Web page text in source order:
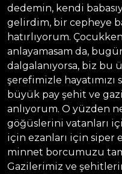
dedemin, kendi
gelirdim, bir cepheye
hatırlıyorum.
anlayamasam da,
dalgalanıyorsa, biz bu
şerefimizle
büyük pay şehit ve
anlıyorum. O yüzden
göğüslerini vatanları
için ezanları için siper
minnet borcumuzu
Gazilerimiz ve